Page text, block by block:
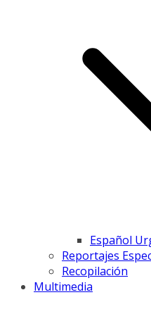
Español
Reportajes
Recopilación
Multimedia